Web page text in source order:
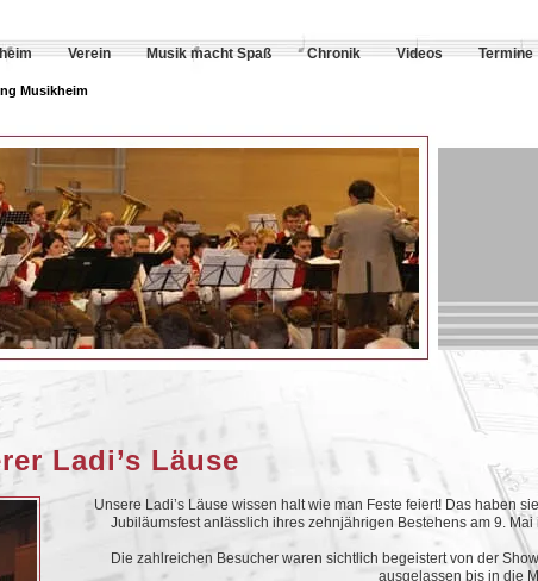
Verein Musik macht Spaß Chronik Videos Termine
Musikheim
Ladi’s Läuse
Unsere Ladi’s Läuse wissen halt wie man Feste feiert! Das haben
Jubiläumsfest anlässlich ihres zehnjährigen Bestehens am 9. Mai
Die zahlreichen Besucher waren sichtlich begeistert von der
ausgelassen bis in die